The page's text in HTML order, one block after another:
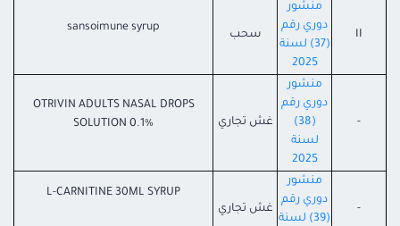
II
منشور
دوري رقم
(37) لسنة
2025
سحب
sansoimune syrup
-
منشور
دوري رقم
(38)
لسنة
2025
غش تجاري
OTRIVIN ADULTS NASAL DROPS
SOLUTION 0.1%
-
منشور
دوري رقم
(39) لسنة
غش تجاري
L-CARNITINE 30ML SYRUP